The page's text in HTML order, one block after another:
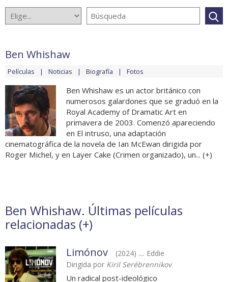
Ben Whishaw
Películas Noticias Biografía Fotos
Ben Whishaw es un actor británico con
numerosos galardones que se graduó en la
Royal Academy of Dramatic Art en
primavera de 2003. Comenzó apareciendo
en El intruso, una adaptación
cinematográfica de la novela de Ian McEwan dirigida por
Roger Michel, y en Layer Cake (Crimen organizado), un... (+)
Ben Whishaw. Últimas películas
relacionadas (+)
Limónov
(2024) .... Eddie
Dirigida por Kiril Serébrennikov
Un radical post-ideológico